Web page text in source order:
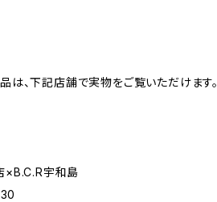
は、下記店舗で実物をご覧いただけます。
×B.C.R宇和島